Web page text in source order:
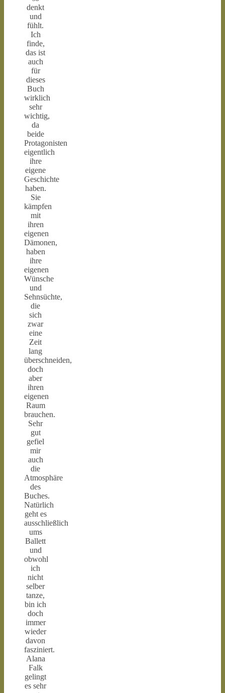
denkt
und
fühlt.
Ich
finde,
das ist
auch
für
dieses
Buch
wirklich
sehr
wichtig,
da
beide
Protagonisten
eigentlich
ihre
eigene
Geschichte
haben.
Sie
kämpfen
mit
ihren
eigenen
Dämonen,
haben
ihre
eigenen
Wünsche
und
Sehnsüchte,
die
sich
zwar
eine
Zeit
lang
überschneiden,
doch
aber
ihren
eigenen
Raum
brauchen.
Sehr
gut
gefiel
mir
auch
die
Atmosphäre
des
Buches.
Natürlich
geht es
ausschließlich
ums
Ballett
und
obwohl
ich
nicht
selber
tanze,
bin ich
doch
immer
wieder
davon
fasziniert.
Alana
Falk
gelingt
es sehr